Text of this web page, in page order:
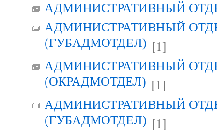
АДМИНИСТРАТИВНЫЙ
АДМИНИСТРАТИВНЫЙ
(ГУБАДМОТДЕЛ) [1]
АДМИНИСТРАТИВНЫЙ
(ОКРАДМОТДЕЛ) [1]
АДМИНИСТРАТИВНЫЙ
(ГУБАДМОТДЕЛ) [1]